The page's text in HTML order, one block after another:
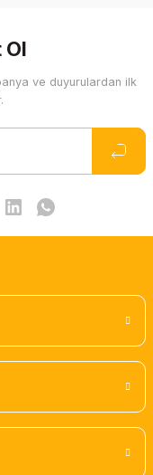
Ol
ve duyurulardan ilk